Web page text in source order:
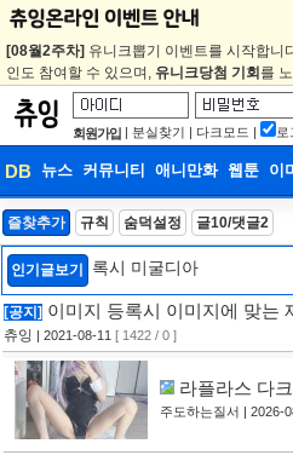
[08월2주차] 유니크뽑기 이벤트를 시작합니
인도 참여할 수 있으며, 유니크당첨 기회 를
회원가입 | 분실찾기 | 다크모드 |
DB 뉴스 커뮤니티 애니만화 웹툰 이
DB 뉴스
웹툰 이미지
즐찾추가 규칙 숨덕설정 글10/댓글2
인기글보기 록시 미굴디아
[공지] 이미지 등록시 이미지에 맞는
츄잉 | 2021-08-11 [ 1422 / 0 ]
라플라스 다
주도하는질서 | 2026-